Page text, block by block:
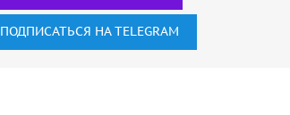
ПОДПИСАТЬСЯ НА TELEGRAM